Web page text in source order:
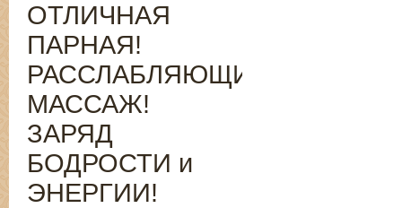
ОТЛИЧНАЯ
ПАРНАЯ!
РАССЛАБЛЯЮЩИЙ
МАССАЖ!
ЗАРЯД
БОДРОСТИ и
ЭНЕРГИИ!